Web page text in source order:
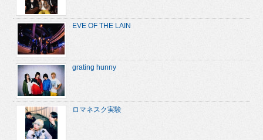
EVE OF THE LAIN
grating hunny
ロマネスク実験